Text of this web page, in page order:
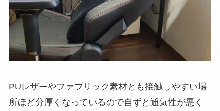
PUレザーやファブリック素材とも接触しやすい場
所ほど分厚くなっているので自ずと通気性が悪く